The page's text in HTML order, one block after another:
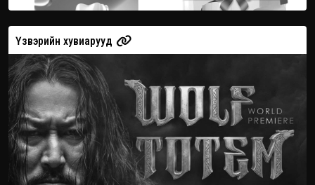
Үзвэрийн хувиарууд